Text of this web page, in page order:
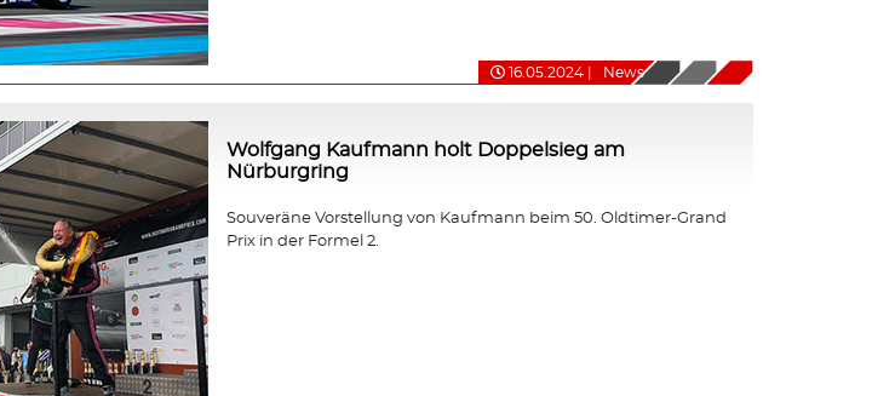
16.05.2024 News
Wolfgang Kaufmann holt Doppelsieg am
Nürburgring
Souveräne Vorstellung von Kaufmann beim 50. Oldtimer-Grand
Prix in der Formel 2.